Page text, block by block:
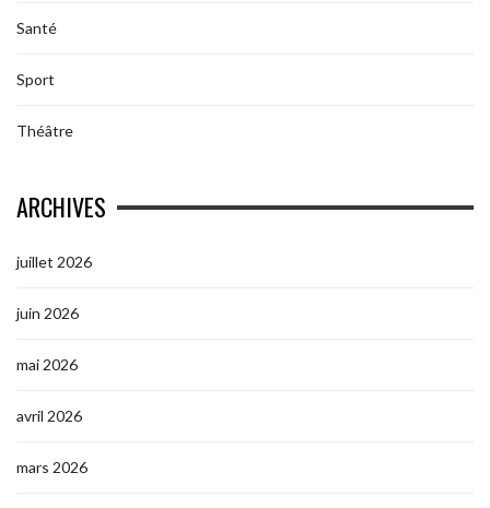
Santé
Sport
Théâtre
ARCHIVES
juillet 2026
juin 2026
mai 2026
avril 2026
mars 2026